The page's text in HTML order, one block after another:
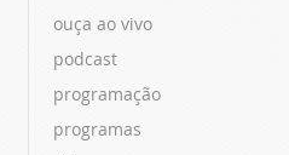
ouça ao vivo
podcast
programação
programas